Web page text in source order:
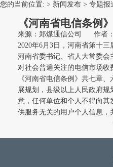
您的当前位置: > 新闻发布 > 专题报
《河南省电信条例
来源：郑煤通信公司 作者
2020年6月3日，河南省第十
河南省委书记、省人大常委会
对社会普遍关注的电信市场收
《河南省电信条例》共七章
展规划，县级以上人民政府
意，任何单位和个人不得向
供服务无关的用户个人信息，